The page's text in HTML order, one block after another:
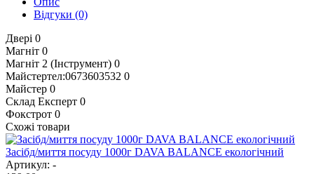
Відгуки (0)
Двері 0
Магніт 0
Магніт 2 (Інструмент) 0
Майстертел:0673603532 0
Майстер 0
Склад Експерт 0
Фокстрот 0
Схожі товари
Засібд/миття посуду 1000г DAVA BALANCE екологічний
Артикул: -